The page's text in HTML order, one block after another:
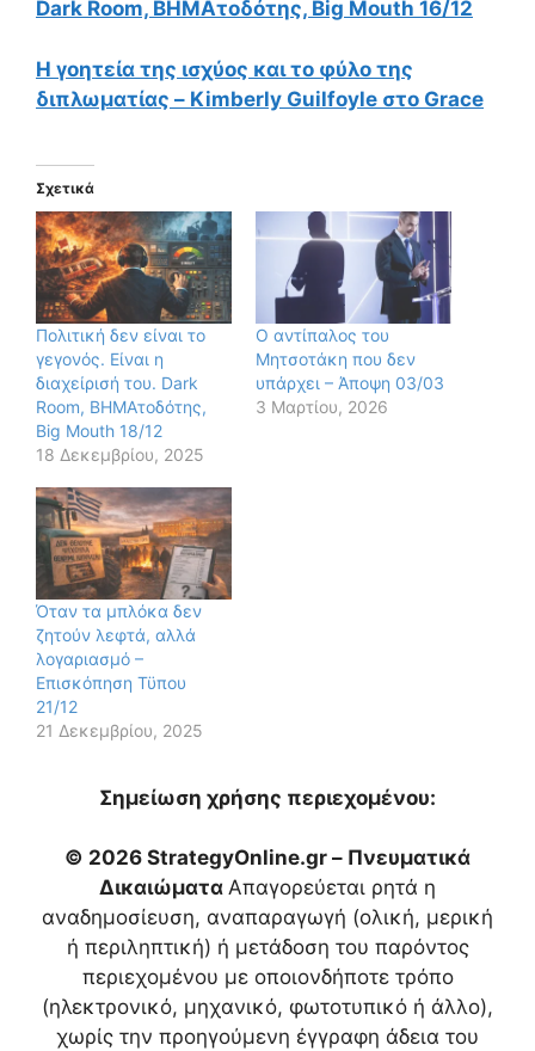
Dark Room, ΒΗΜΑτοδότης, Big Mouth 16/12
Η γοητεία της ισχύος και το φύλο της
διπλωματίας – Kimberly Guilfoyle στο Grace
Σχετικά
Πολιτική δεν είναι το
γεγονός. Είναι η
διαχείρισή του. Dark
Room, ΒΗΜΑτοδότης,
Big Mouth 18/12
18 Δεκεμβρίου, 2025
Ο αντίπαλος του
Μητσοτάκη που δεν
υπάρχει – Άποψη 03/03
3 Μαρτίου, 2026
Όταν τα μπλόκα δεν
ζητούν λεφτά, αλλά
λογαριασμό –
Επισκόπηση Τϋπου
21/12
21 Δεκεμβρίου, 2025
Σημείωση χρήσης περιεχομένου:
© 2026 StrategyOnline.gr – Πνευματικά
Δικαιώματα Απαγορεύεται ρητά η
αναδημοσίευση, αναπαραγωγή (ολική, μερική
ή περιληπτική) ή μετάδοση του παρόντος
περιεχομένου με οποιονδήποτε τρόπο
(ηλεκτρονικό, μηχανικό, φωτοτυπικό ή άλλο),
χωρίς την προηγούμενη έγγραφη άδεια του